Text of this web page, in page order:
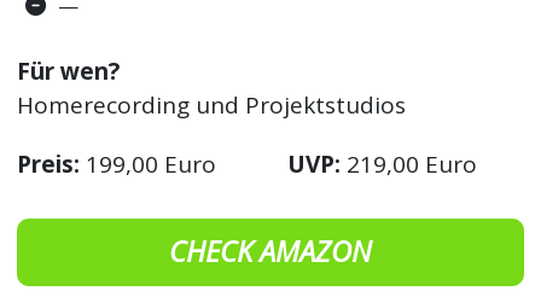
Für wen?
Homerecording und Projektstudios
Preis: 199,00 Euro UVP: 219,00 Euro
CHECK AMAZON